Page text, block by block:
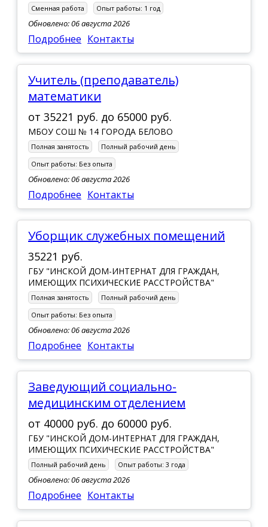
Сменная работа Опыт работы: 1 год
Обновлено: 06 августа 2026
Подробнее Контакты
Учитель (преподаватель)
математики
от 35221 руб. до 65000 руб.
МБОУ СОШ № 14 ГОРОДА БЕЛОВО
Полная занятость
Полный рабочий день
Опыт работы: Без опыта
Обновлено: 06 августа 2026
Подробнее Контакты
уборщик служебных помещений
35221 руб.
ГБУ "ИНСКОЙ ДОМ-ИНТЕРНАТ ДЛЯ ГРАЖДАН,
ИМЕЮЩИХ ПСИХИЧЕСКИЕ РАССТРОЙСТВА"
Полная занятость
Полный рабочий день
Опыт работы: Без опыта
Обновлено: 06 августа 2026
Подробнее Контакты
заведующий социально-
медицинским отделением
от 40000 руб. до 60000 руб.
ГБУ "ИНСКОЙ ДОМ-ИНТЕРНАТ ДЛЯ ГРАЖДАН,
ИМЕЮЩИХ ПСИХИЧЕСКИЕ РАССТРОЙСТВА"
Полный рабочий день Опыт работы: 3 года
Обновлено: 06 августа 2026
Подробнее Контакты